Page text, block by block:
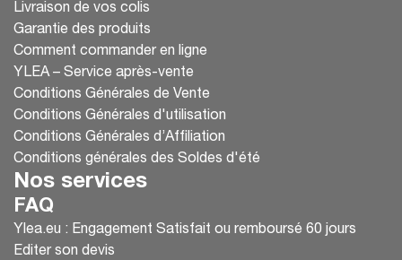
Livraison de vos colis
Garantie des produits
Comment commander en ligne
YLEA – Service après-vente
Conditions Générales de Vente
Conditions Générales d'utilisation
Conditions Générales d’Affiliation
Conditions générales des Soldes d'été
Nos services
FAQ
Ylea.eu : Engagement Satisfait ou remboursé 60 jours
Editer son devis